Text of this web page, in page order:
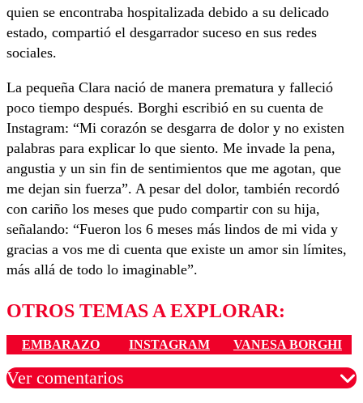
quien se encontraba hospitalizada debido a su delicado
estado, compartió el desgarrador suceso en sus redes
sociales.
La pequeña Clara nació de manera prematura y falleció
poco tiempo después. Borghi escribió en su cuenta de
Instagram: “Mi corazón se desgarra de dolor y no existen
palabras para explicar lo que siento. Me invade la pena,
angustia y un sin fin de sentimientos que me agotan, que
me dejan sin fuerza”. A pesar del dolor, también recordó
con cariño los meses que pudo compartir con su hija,
señalando: “Fueron los 6 meses más lindos de mi vida y
gracias a vos me di cuenta que existe un amor sin límites,
más allá de todo lo imaginable”.
OTROS TEMAS A EXPLORAR:
EMBARAZO INSTAGRAM VANESA BORGHI
Ver comentarios